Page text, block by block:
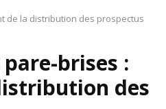
de la distribution des prospectus
brises :
des